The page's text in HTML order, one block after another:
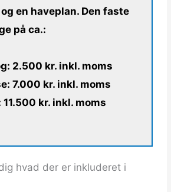
en haveplan. Den faste
på ca.:
2.500 kr. inkl. moms
7.000 kr. inkl. moms
kr. inkl. moms
hvad der er inkluderet i